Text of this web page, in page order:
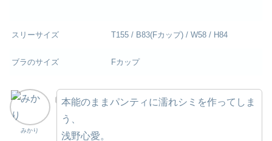
スリーサイズ T155 / B83(Fカップ) / W58 / H84
ブラのサイズ Fカップ
みかり
本能のままパンティに濡れシミを作ってしま
う、
浅野心愛。